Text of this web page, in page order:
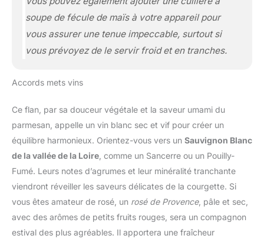
soupe de fécule de maïs à votre appareil pour
vous assurer une tenue impeccable, surtout si
vous prévoyez de le servir froid et en tranches.
Accords mets vins
Ce flan, par sa douceur végétale et la saveur umami du
parmesan, appelle un vin blanc sec et vif pour créer un
équilibre harmonieux. Orientez-vous vers un Sauvignon Blanc
de la vallée de la Loire , comme un Sancerre ou un Pouilly-
Fumé. Leurs notes d’agrumes et leur minéralité tranchante
viendront réveiller les saveurs délicates de la courgette. Si
vous êtes amateur de rosé, un rosé de Provence, pâle et sec,
avec des arômes de petits fruits rouges, sera un compagnon
estival des plus agréables. Il apportera une fraîcheur